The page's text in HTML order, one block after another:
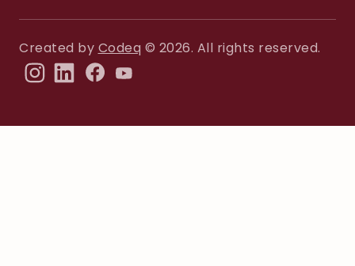
Created by Codeq © 2026. All rights reserved.